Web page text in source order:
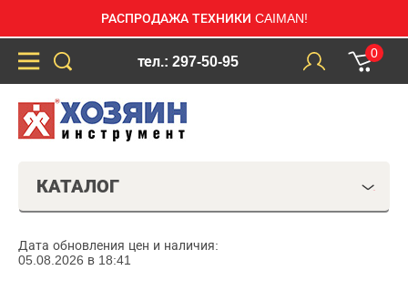
РАСПРОДАЖА ТЕХНИКИ CAIMAN!
тел.: 297-50-95
0
КАТАЛОГ
Дата обновления цен и наличия:
05.08.2026 в 18:41